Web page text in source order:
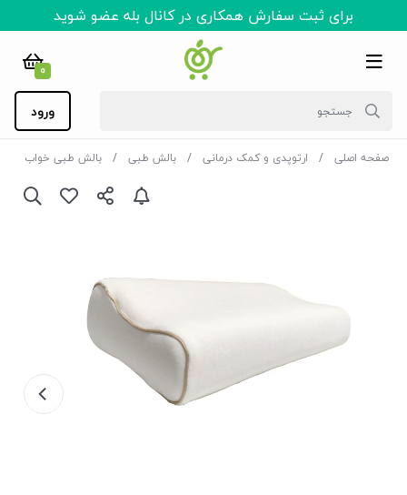
برای ثبت سفارش همکاری در کانال بله عضو شوید
0
ورود
صفحه اصلی ارتوپدی و کمک درمانی بالش طبی بالش طبی خواب